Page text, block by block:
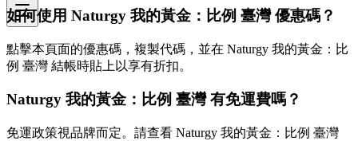
如何使用 Naturgy 我的黃金：比例 臺灣 優惠碼？
點擊本頁面的優惠碼，複製代碼，並在 Naturgy 我的黃金：比
例 臺灣 結帳時貼上以享有折扣。
Naturgy 我的黃金：比例 臺灣 有免運費嗎？
免運政策視品牌而定。請查看 Naturgy 我的黃金：比例 臺灣